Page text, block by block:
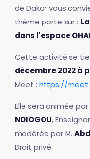
de Dakar vous
thème porte sur :
dans l'espace
Cette activité se
décembre 2022 à
Meet : https://
Elle sera animée
NDIOGOU,
modérée par M.
Droit privé.